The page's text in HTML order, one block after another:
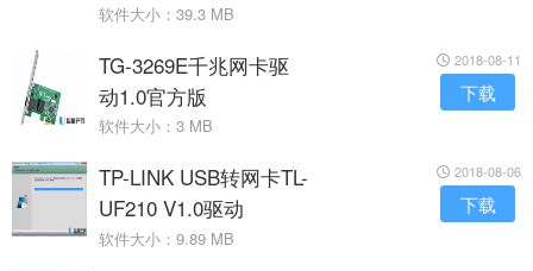
软件大小：39.3 MB
TG-3269E千兆网卡驱
动1.0官方版
软件大小：3 MB
2018-08-11
下载
TP-LINK USB转网卡TL-
UF210 V1.0驱动
软件大小：9.89 MB
2018-08-06
下载